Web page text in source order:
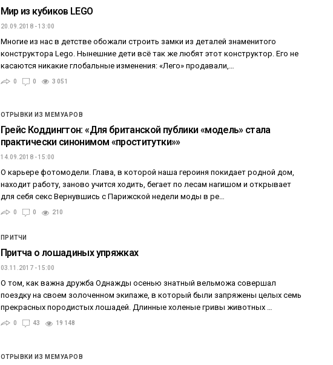
Мир из кубиков LEGO
20.09.2018 - 13:00
Многие из нас в детстве обожали строить замки из деталей знаменитого
конструктора Lego. Нынешние дети всё так же любят этот конструктор. Его не
касаются никакие глобальные изменения: «Лего» продавали,…
0 0 3 051
ОТРЫВКИ ИЗ МЕМУАРОВ
Грейс Коддингтон: «Для британской публики «модель» стала
практически синонимом «проститутки»»
14.09.2018 - 15:00
О карьере фотомодели. Глава, в которой наша героиня покидает родной дом,
находит работу, заново учится ходить, бегает по лесам нагишом и открывает
для себя секс Вернувшись с Парижской недели моды в ре…
0 0 210
ПРИТЧИ
Притча о лошадиных упряжках
03.11.2017 - 15:00
О том, как важна дружба Однажды осенью знатный вельможа совершал
поездку на своем золоченном экипаже, в который были запряжены целых семь
прекрасных породистых лошадей. Длинные холеные гривы животных …
0 43 19 148
ОТРЫВКИ ИЗ МЕМУАРОВ